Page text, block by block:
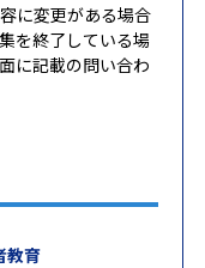
に変更がある場合
を終了している場
に記載の問い合わ
教育